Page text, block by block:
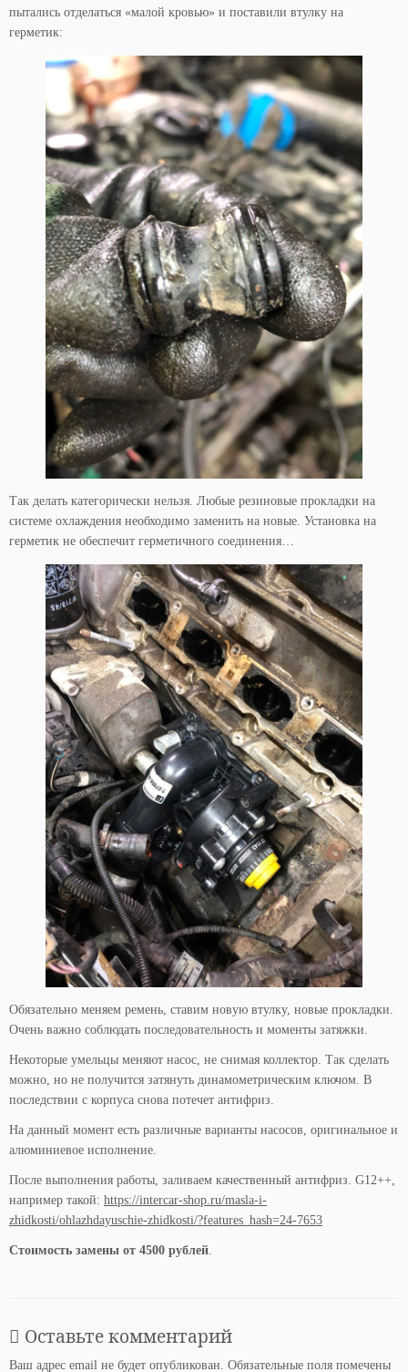
пытались отделаться «малой кровью» и поставили втулку на
герметик:
Так делать категорически нельзя. Любые резиновые прокладки на
системе охлаждения необходимо заменить на новые. Установка на
герметик не обеспечит герметичного соединения…
Обязательно меняем ремень, ставим новую втулку, новые прокладки.
Очень важно соблюдать последовательность и моменты затяжки.
Некоторые умельцы меняют насос, не снимая коллектор. Так сделать
можно, но не получится затянуть динамометрическим ключом. В
последствии с корпуса снова потечет антифриз.
На данный момент есть различные варианты насосов, оригинальное и
алюминиевое исполнение.
После выполнения работы, заливаем качественный антифриз. G12++,
например такой: https://intercar-shop.ru/masla-i-
zhidkosti/ohlazhdayuschie-zhidkosti/?features_hash=24-7653
Стоимость замены от 4500 рублей
Оставьте комментарий
Ваш адрес email не будет опубликован. Обязательные поля помечены